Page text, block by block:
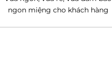
ngon miệng cho khách hàng